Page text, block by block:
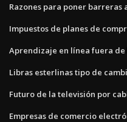
Razones para poner
Impuestos de planes de
Aprendizaje en línea fuera de
Libras esterlinas tipo de
Futuro de la televisión por
Empresas de comercio